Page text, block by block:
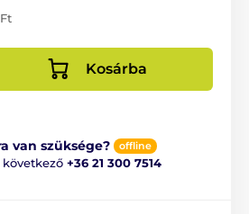
Kosárba
van szüksége? offline
+36 21 300 7514